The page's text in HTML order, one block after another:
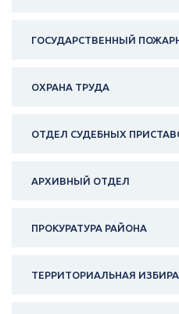
ГОСУДАРСТВЕННЫЙ
ОХРАНА ТРУДА
ОТДЕЛ СУДЕБНЫХ
АРХИВНЫЙ ОТДЕЛ
ПРОКУРАТУРА РАЙОНА
ТЕРРИТОРИАЛЬНАЯ